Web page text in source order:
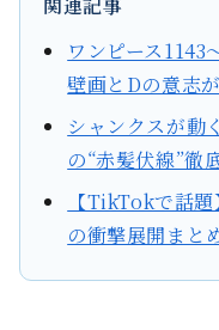
ワンピース1143
壁画とDの意志
シャンクスが動
の“赤髪伏線”徹
【TikTokで話
の衝撃展開まと